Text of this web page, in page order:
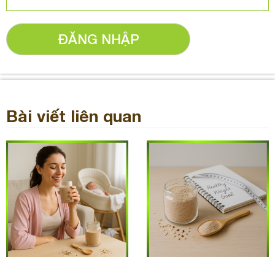
ĐĂNG NHẬP
Bài viết liên quan